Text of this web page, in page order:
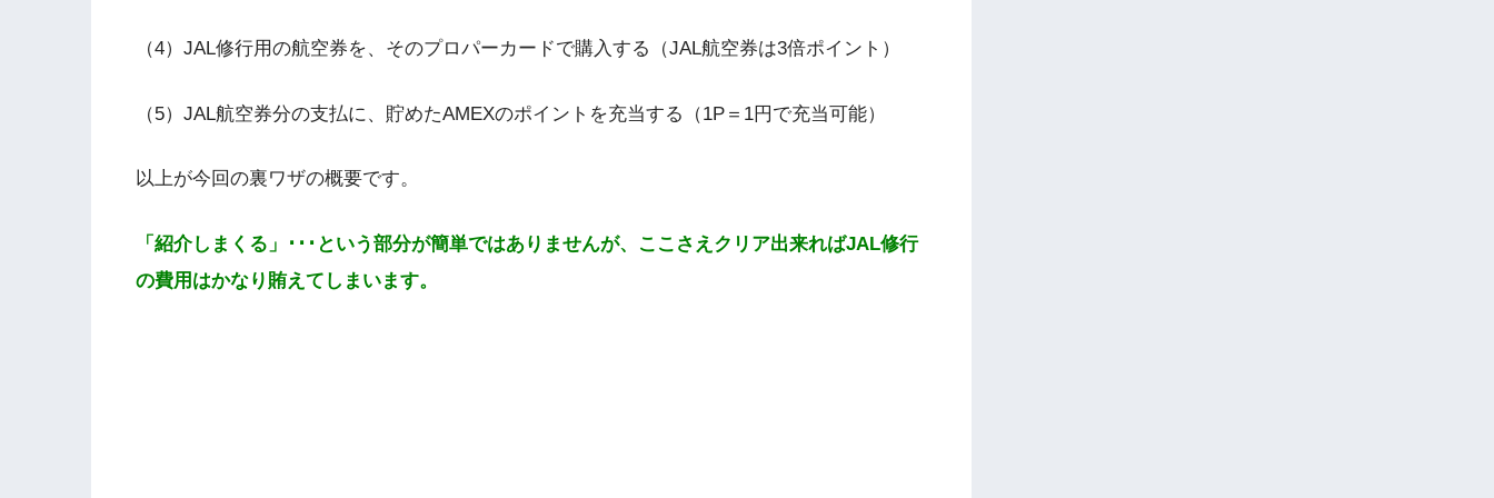
（4）JAL修行用の航空券を、そのプロパーカードで購入する（JAL航空券は3倍ポイント）
（5）JAL航空券分の支払に、貯めたAMEXのポイントを充当する（1P＝1円で充当可能）
以上が今回の裏ワザの概要です。
「紹介しまくる」･･･という部分が簡単ではありませんが、ここさえクリア出来ればJAL修行
の費用はかなり賄えてしまいます。